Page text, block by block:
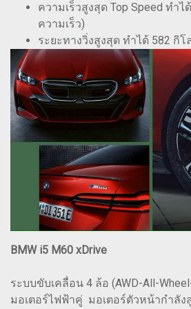
ความเร็วสูงสุด Top Speed ทำไ
ความเร็ว)
ระยะทางวิ่งสูงสุด ทำได้ 582 กิโ
BMW i5 M60 xDrive
ระบบขับเคลื่อน 4 ล้อ (AWD-All-
มอเตอร์ไฟฟ้าคู่ มอเตอร์ตัวหน้ากำลัง